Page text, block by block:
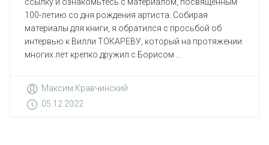
100-летию со дня рождения артиста. Собирая
материалы для книги, я обратился с просьбой об
интервью к Вилли ТОКАРЕВУ, который на протяжении
многих лет крепко дружил с Борисом ...
Максим Кравчинский
05.12.2022